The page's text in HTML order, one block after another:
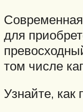
для
том числе
Узнайте, как